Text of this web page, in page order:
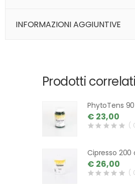
INFORMAZIONI AGGIUNTIVE
Prodotti correlati
PhytoTens
€ 23,00
(
Cipresso 200
€ 26,00
(